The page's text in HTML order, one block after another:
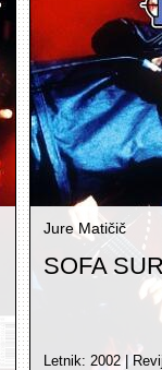
Jure Matičič
SOFA
Letnik: 2002 |